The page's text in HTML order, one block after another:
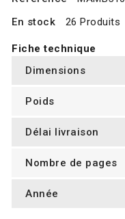
En stock
26 Produits
Fiche technique
Dimensions
Poids
Délai livraison
Nombre de pages
Année